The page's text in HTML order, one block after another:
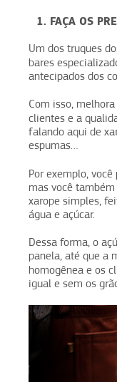
1. FAÇA OS
Um dos truques
bares
antecipados dos
Com isso,
clientes e a
falando aqui de
espumas…
Por exemplo,
mas você
xarope simples,
água e açúcar.
Dessa forma, o
panela, até que a
homogênea e os
igual e sem os